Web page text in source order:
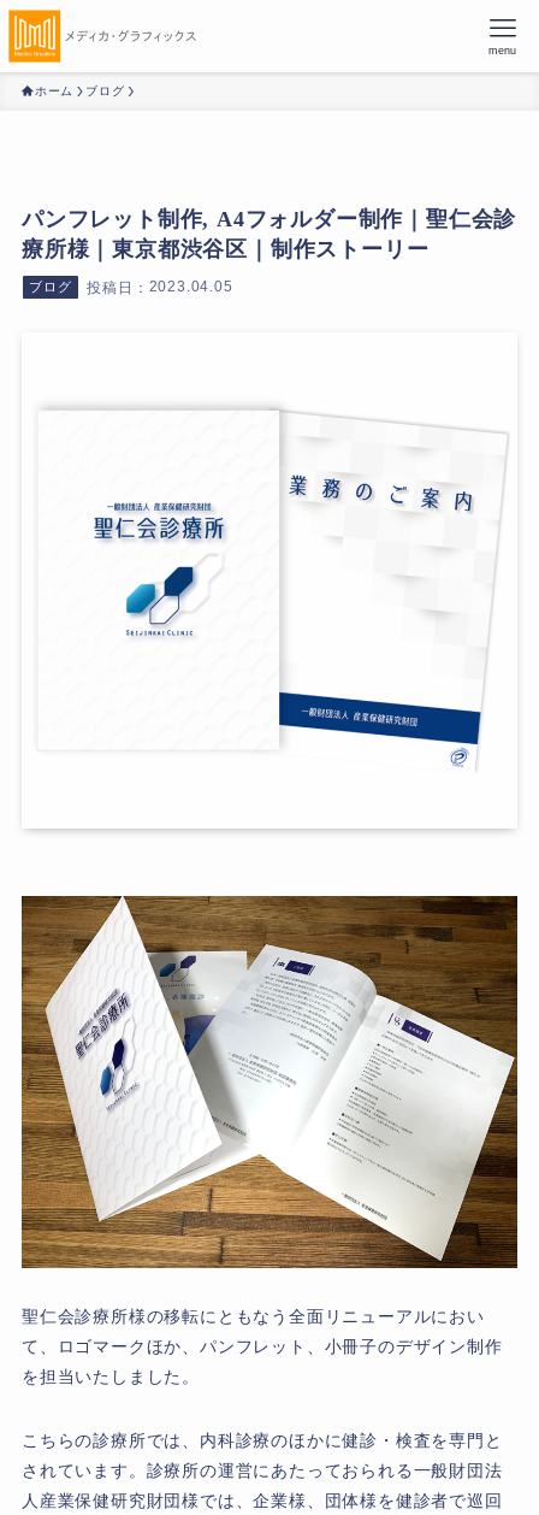
menu
ホーム ブログ
パンフレット制作, A4フォルダー制作｜聖仁会診
療所様｜東京都渋谷区｜制作ストーリー
ブログ 2023.04.05
聖仁会診療所様の移転にともなう全面リニューアルにおい
て、ロゴマークほか、パンフレット、小冊子のデザイン制作
を担当いたしました。
こちらの診療所では、内科診療のほかに健診・検査を専門と
されています。診療所の運営にあたっておられる一般財団法
人産業保健研究財団様では、企業様、団体様を健診者で巡回